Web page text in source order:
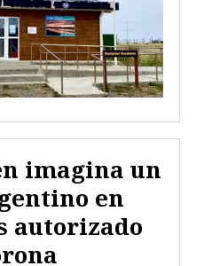
imagina un
en
autorizado